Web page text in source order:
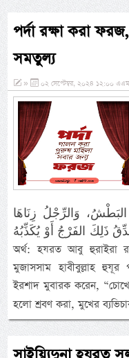
পর্দা রক্ষা করা
সমতুল্য
» ০২ সেপ্টেম্বর, ২০২৪ ১২:০০
البَطْشُ، وَالرِّجْلُ زِنَاهَا
ذَلِكَ الفَرْجُ أَوْ يُكَذِّبُهُ
অর্থ: হযরত আবু হুরাইরা
মুজাসসাম হাবীবুল্লাহ হুযূর
ইরশাদ মুবারক করেন,
হলো শ্রবণ করা, মুখের